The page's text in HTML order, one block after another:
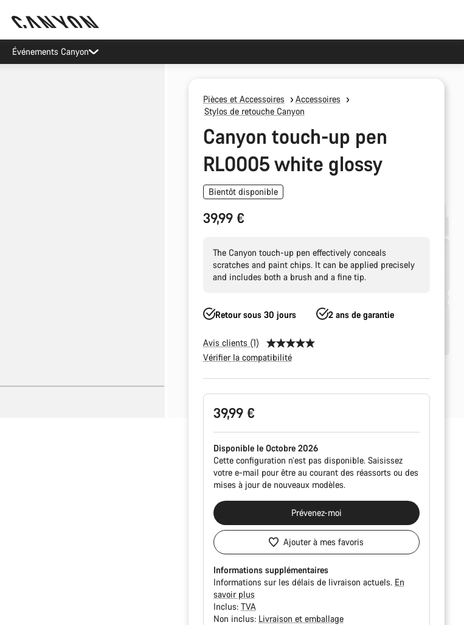
Événements Canyon
Pièces et Accessoires
Accessoires
Stylos de retouche Canyon
Canyon touch-up pen
RL0005 white glossy
Bientôt disponible
39,99 €
The Canyon touch-up pen effectively conceals
scratches and paint chips. It can be applied precisely
and includes both a brush and a fine tip.
Retour sous 30 jours 2 ans de garantie
Avis clients (1)
Vérifier la compatibilité
Configuration
produit
39,99 €
Disponible le Octobre 2026
Cette configuration n’est pas disponible. Saisissez
votre e-mail pour être au courant des réassorts ou des
mises à jour de nouveaux modèles.
Prévenez-moi
Ajouter à mes favoris
Informations supplémentaires
Informations sur les délais de livraison actuels. En
savoir plus
Inclus: TVA
Non inclus: Livraison et emballage